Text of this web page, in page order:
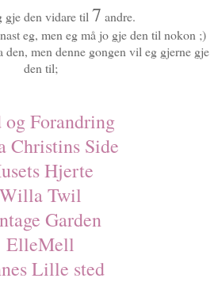
gje den vidare til 7 andre.
eg, men eg må jo gje den til nokon ;)
den, men denne gongen vil eg gjerne gje
den til;
og Forandring
Christins Side
Hjerte
Willa Twil
Garden
ElleMell
Lille sted